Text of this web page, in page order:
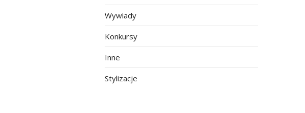
Wywiady
Konkursy
Inne
Stylizacje